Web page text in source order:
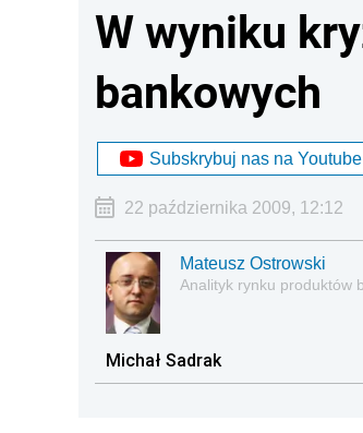
W wyniku
bankowych
Subskrybuj nas na Youtube
22 października 2009, 12:12
Mateusz Ostrowski
Analityk rynku produktów
Michał Sadrak